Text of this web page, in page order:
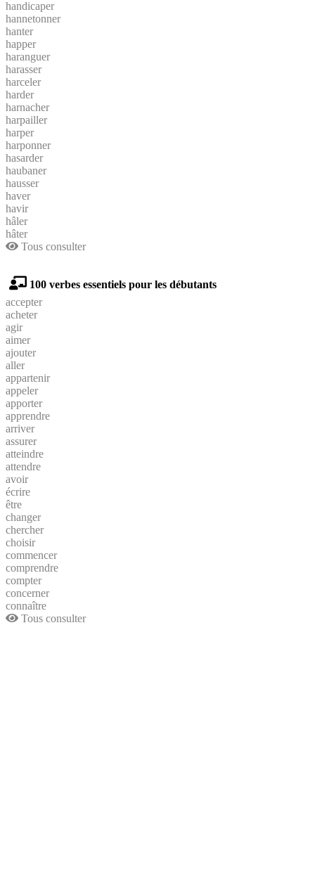
handicaper
hannetonner
hanter
happer
haranguer
harasser
harceler
harder
harnacher
harpailler
harper
harponner
hasarder
haubaner
hausser
haver
havir
hâler
hâter
Tous consulter
100 verbes essentiels pour les débutants
accepter
acheter
agir
aimer
ajouter
aller
appartenir
appeler
apporter
apprendre
arriver
assurer
atteindre
attendre
avoir
écrire
être
changer
chercher
choisir
commencer
comprendre
compter
concerner
connaître
Tous consulter